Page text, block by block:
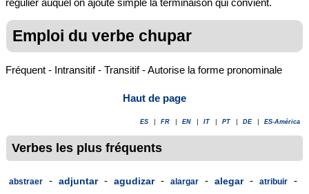
régulier auquel on ajoute simple la terminaison qui convient.
Emploi du verbe chupar
Fréquent - Intransitif - Transitif - Autorise la forme pronominale
Haut de page
ES FR EN IT PT DE ES-América
Verbes les plus fréquents
abstraer - adjuntar - agudizar - alargar - alegar - atribuir
-